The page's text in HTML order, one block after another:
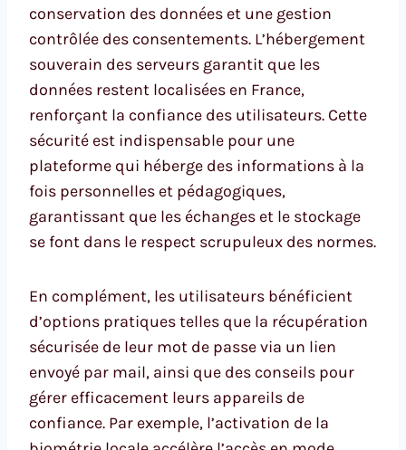
conservation des données et une gestion
contrôlée des consentements. L’hébergement
souverain des serveurs garantit que les
données restent localisées en France,
renforçant la confiance des utilisateurs. Cette
sécurité est indispensable pour une
plateforme qui héberge des informations à la
fois personnelles et pédagogiques,
garantissant que les échanges et le stockage
se font dans le respect scrupuleux des normes.
En complément, les utilisateurs bénéficient
d’options pratiques telles que la récupération
sécurisée de leur mot de passe via un lien
envoyé par mail, ainsi que des conseils pour
gérer efficacement leurs appareils de
confiance. Par exemple, l’activation de la